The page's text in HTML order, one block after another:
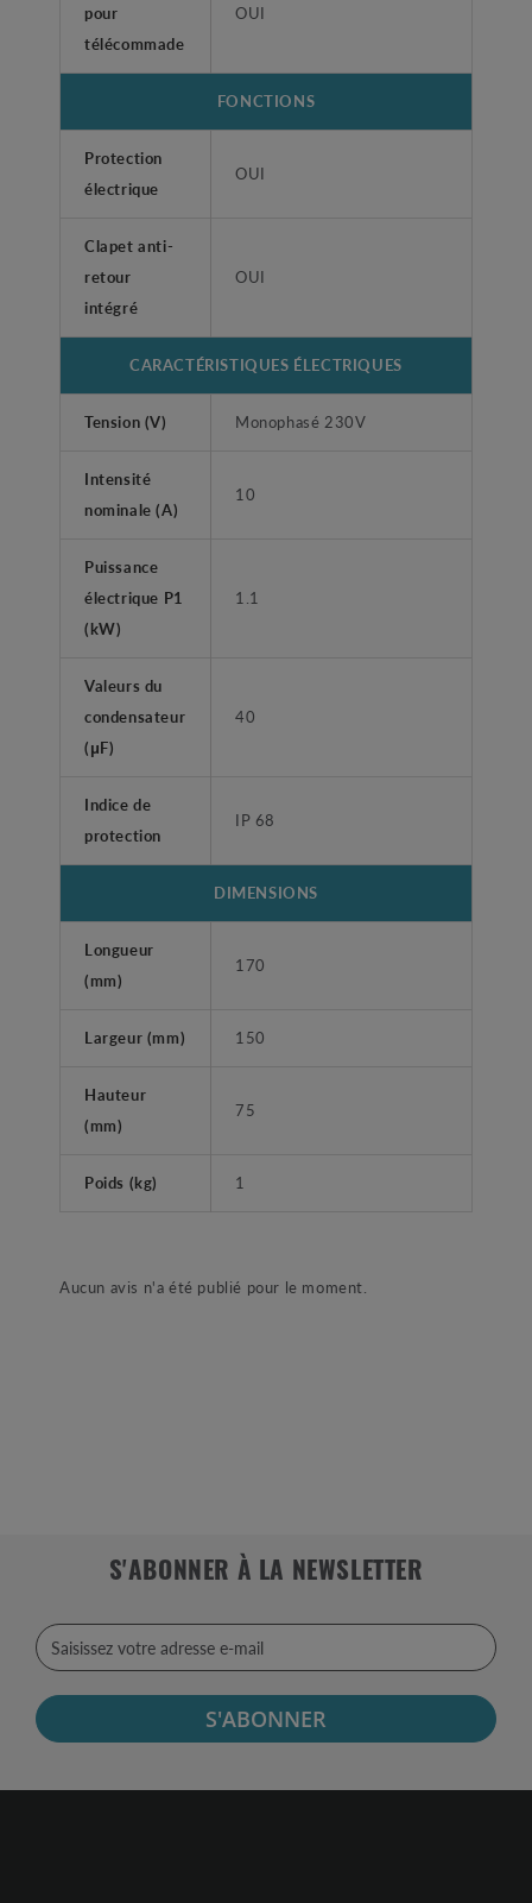
pour
télécommade
OUI
FONCTIONS
Protection
électrique
OUI
Clapet anti-
retour
intégré
OUI
CARACTÉRISTIQUES ÉLECTRIQUES
Tension (V) Monophasé 230V
Intensité
nominale (A)
10
Puissance
électrique P1
(kW)
1.1
Valeurs du
condensateur
(μF)
40
Indice de
protection
IP 68
DIMENSIONS
Longueur
(mm)
170
Largeur (mm) 150
Hauteur
(mm)
75
Poids (kg) 1
Aucun avis n'a été publié pour le moment.
S'ABONNER À LA NEWSLETTER
S'ABONNER